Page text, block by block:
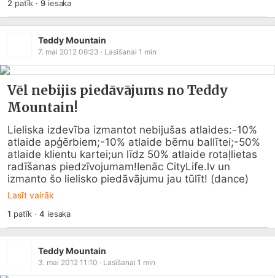
2 patīk ·9iesaka
Teddy Mountain
7. mai 2012 06:23 · Lasīšanai 1 min
Vēl nebijis piedāvājums no Teddy
Mountain!
Lieliska izdevība izmantot nebijušas atlaides:-10%
atlaide apģērbiem;-10% atlaide bērnu ballītei;-50%
atlaide klientu kartei;un līdz 50% atlaide rotaļlietas
radīšanas piedzīvojumam!Ienāc CityLife.lv un
izmanto šo lielisko piedāvājumu jau tūlīt! (dance)
Lasīt vairāk
1 patīk ·4 iesaka
Teddy Mountain
3. mai 2012 11:10 · Lasīšanai 1 min